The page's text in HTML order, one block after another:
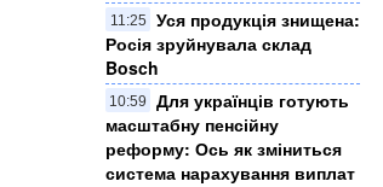
11:25
Уся продукція знищена:
Росія зруйнувала склад
Bosch
10:59
Для українців готують
масштабну пенсійну
реформу: Ось як зміниться
система нарахування виплат